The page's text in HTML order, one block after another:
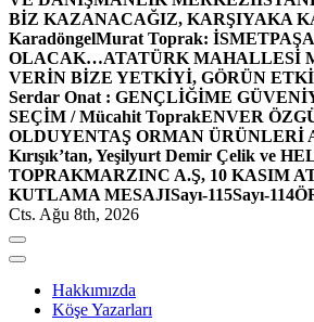
BİZ KAZANACAĞIZ, KARŞIYAKA
KaradöngelMurat Toprak:
OLACAK…ATATÜRK MAHALLESİ
VERİN BİZE YETKİYİ, GÖRÜN
Serdar Onat : GENÇLİĞİME
SEÇİM / Mücahit ToprakENVER
OLDUYENTAŞ ORMAN ÜRÜNLERİ
Kırışık’tan, Yeşilyurt Demir Çelik ve
TOPRAKMARZINC A.Ş, 10 KASIM
KUTLAMA MESAJISayı-115Sayı-114
Cts. Ağu 8th, 2026
Hakkımızda
Köşe Yazarları